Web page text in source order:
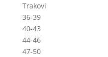
Trakovi
36-39
40-43
44-46
47-50